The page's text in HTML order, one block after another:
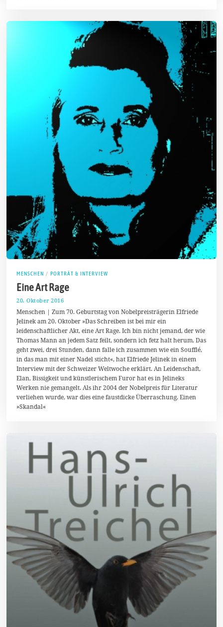
MENSCHEN / PORTRÄT & INTERVIEW
Eine Art Rage
20. Oktober 2016
6
.
O
k
t
b
e
r
2
0
1
6
Menschen | Zum 70. Geburtstag von Nobelpreisträgerin Elfriede
Jelinek am 20. Oktober »Das Schreiben ist bei mir ein
leidenschaftlicher Akt, eine Art Rage. Ich bin nicht jemand, der wie
Thomas Mann an jedem Satz feilt, sondern ich fetz halt herum. Das
geht zwei, drei Stunden, dann falle ich zusammen wie ein Soufflé,
in das man mit einer Nadel sticht«, hat Elfriede Jelinek in einem
Interview mit der Schweizer Weltwoche erklärt. An Leidenschaft,
Elan, Bissigkeit und künstlerischem Furor hat es in Jelineks
Werken nie gemangelt. Als ihr 2004 der Nobelpreis für Literatur
verliehen wurde, war dies eine faustdicke Überraschung. Einen
»Skandal«